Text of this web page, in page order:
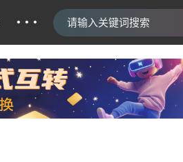
···